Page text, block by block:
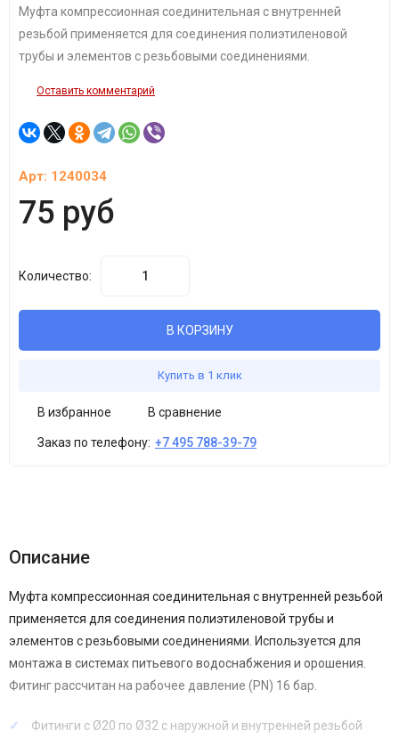
Муфта компрессионная соединительная c внутренней
резьбой применяется для соединения полиэтиленовой
трубы и элементов с резьбовыми соединениями.
Оставить комментарий
Арт: 1240034
75 руб
Количество:
В КОРЗИНУ
Купить в 1 клик
В избранное В сравнение
Заказ по телефону: +7 495 788-39-79
Описание
Муфта компрессионная соединительная c внутренней резьбой
применяется для соединения полиэтиленовой трубы и
элементов с резьбовыми соединениями. Используется для
монтажа в системах питьевого водоснабжения и орошения.
Фитинг рассчитан на рабочее давление (PN) 16 бар.
Фитинги с Ø20 по Ø32 с наружной и внутренней резьбой